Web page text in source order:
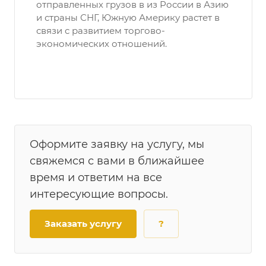
отправленных грузов в из России в Азию
и страны СНГ, Южную Америку растет в
связи с развитием торгово-
экономических отношений.
Оформите заявку на услугу, мы
свяжемся с вами в ближайшее
время и ответим на все
интересующие вопросы.
Заказать услугу ?